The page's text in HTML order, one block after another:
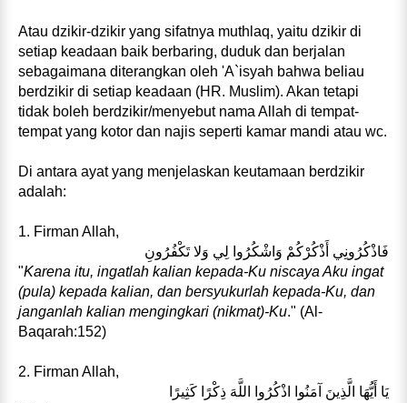
Atau dzikir-dzikir yang sifatnya muthlaq, yaitu dzikir di
setiap keadaan baik berbaring, duduk dan berjalan
sebagaimana diterangkan oleh 'A`isyah bahwa beliau
berdzikir di setiap keadaan (HR. Muslim). Akan tetapi
tidak boleh berdzikir/menyebut nama Allah di tempat-
tempat yang kotor dan najis seperti kamar mandi atau wc.
Di antara ayat yang menjelaskan keutamaan berdzikir
adalah:
1. Firman Allah,
فَاذْكُرُونِي أَذْكُرْكُمْ وَاشْكُرُوا لِي وَلا تَكْفُرُونِ
"Karena itu, ingatlah kalian kepada-Ku niscaya Aku ingat
(pula) kepada kalian, dan bersyukurlah kepada-Ku, dan
janganlah kalian mengingkari (nikmat)-Ku." (Al-
Baqarah:152)
2. Firman Allah,
يَا أَيُّهَا الَّذِينَ آمَنُوا اذْكُرُوا اللَّهَ ذِكْرًا كَثِيرًا